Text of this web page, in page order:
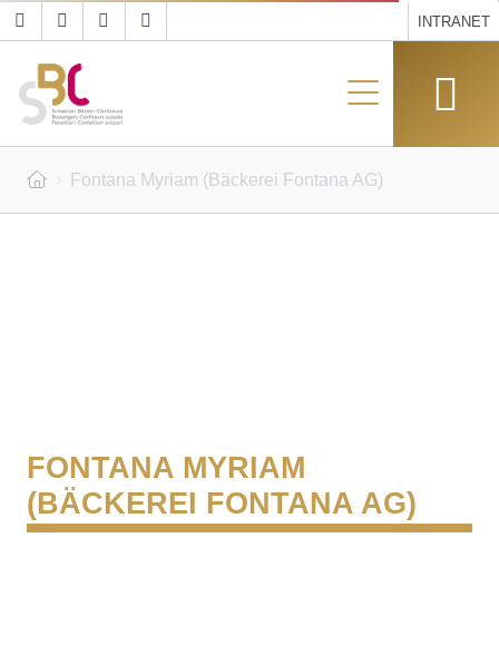
INTRANET
Fontana Myriam (Bäckerei Fontana AG)
FONTANA MYRIAM
(BÄCKEREI FONTANA AG)